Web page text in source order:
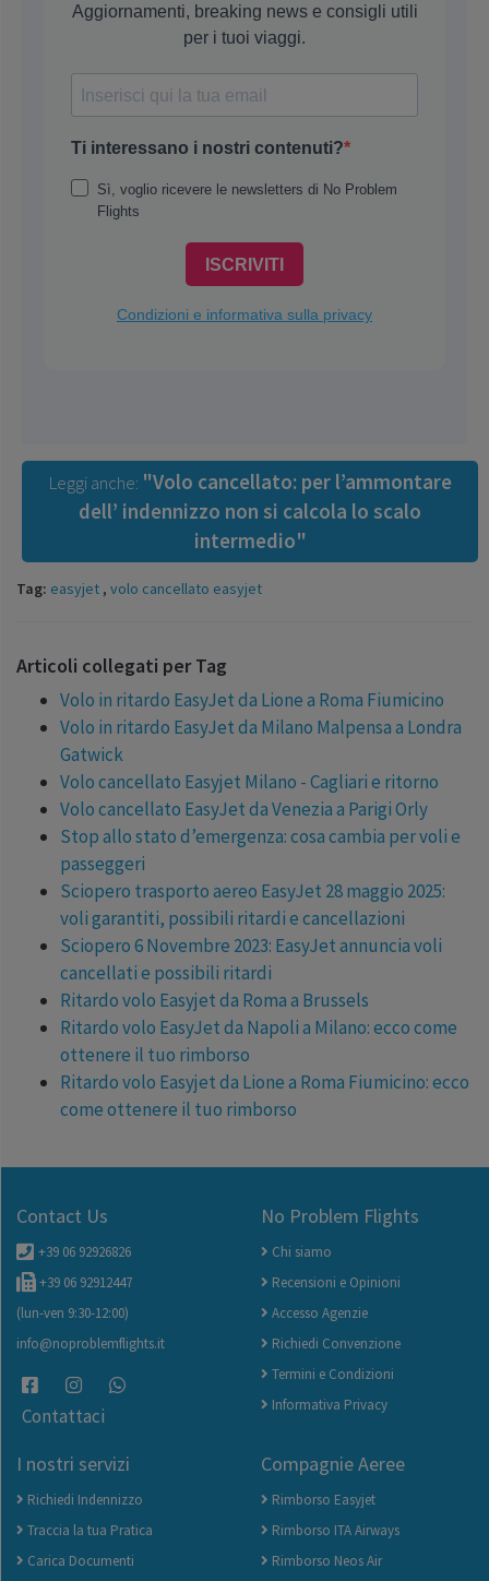
Leggi anche: "Volo cancellato: per l’ammontare
dell’ indennizzo non si calcola lo scalo
intermedio"
Tag: easyjet , volo cancellato easyjet
Articoli collegati per Tag
Volo in ritardo EasyJet da Lione a Roma Fiumicino
Volo in ritardo EasyJet da Milano Malpensa a Londra
Gatwick
Volo cancellato Easyjet Milano - Cagliari e ritorno
Volo cancellato EasyJet da Venezia a Parigi Orly
Stop allo stato d’emergenza: cosa cambia per voli e
passeggeri
Sciopero trasporto aereo EasyJet 28 maggio 2025:
voli garantiti, possibili ritardi e cancellazioni
Sciopero 6 Novembre 2023: EasyJet annuncia voli
cancellati e possibili ritardi
Ritardo volo Easyjet da Roma a Brussels
Ritardo volo EasyJet da Napoli a Milano: ecco come
ottenere il tuo rimborso
Ritardo volo Easyjet da Lione a Roma Fiumicino: ecco
come ottenere il tuo rimborso
Contact Us
+39 06 92926826
+39 06 92912447
(lun-ven 9:30-12:00)
info@noproblemflights.it
Contattaci
No Problem Flights
Chi siamo
Recensioni e Opinioni
Accesso Agenzie
Richiedi Convenzione
Termini e Condizioni
Informativa Privacy
I nostri servizi
Richiedi Indennizzo
Traccia la tua Pratica
Carica Documenti
Compagnie Aeree
Rimborso Easyjet
Rimborso ITA Airways
Rimborso Neos Air